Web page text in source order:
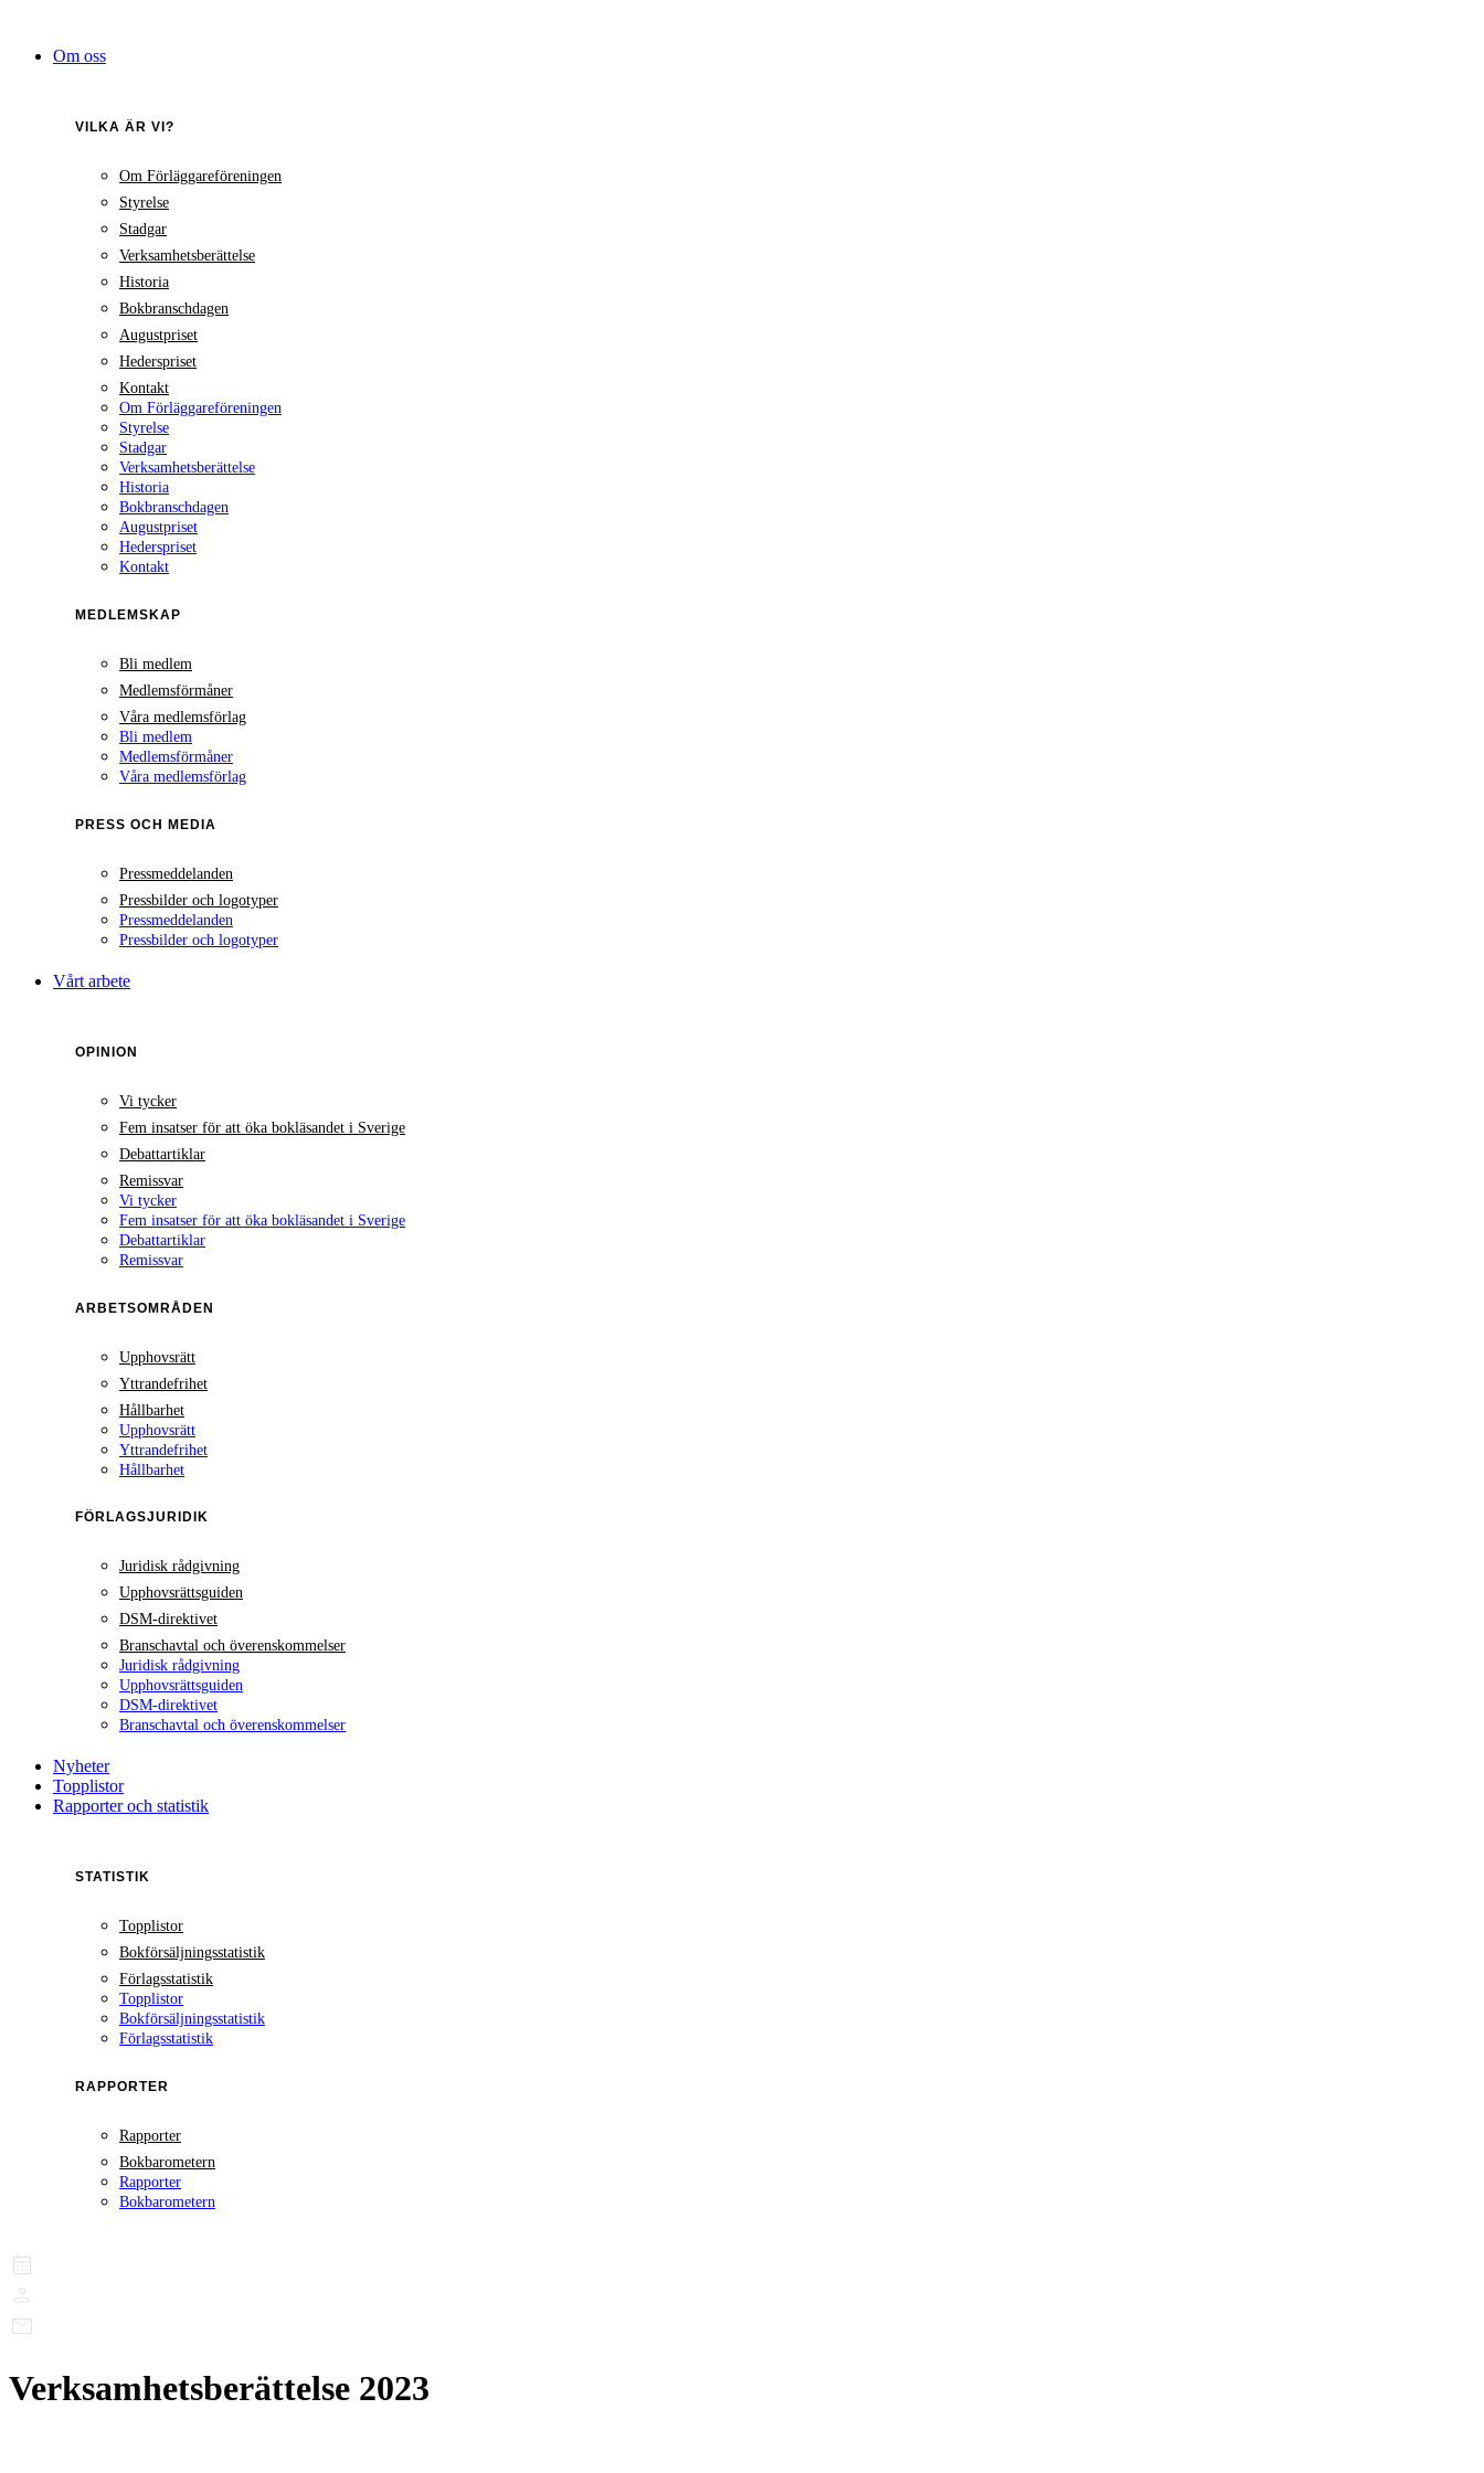
innehållOm oss
VILKA ÄR VI?
Om Förläggareföreningen
Styrelse
Stadgar
Verksamhetsberättelse
Historia
Bokbranschdagen
Augustpriset
Hederspriset
Kontakt
Om Förläggareföreningen
Styrelse
Stadgar
Verksamhetsberättelse
Historia
Bokbranschdagen
Augustpriset
Hederspriset
Kontakt
MEDLEMSKAP
Bli medlem
Medlemsförmåner
Våra medlemsförlag
Bli medlem
Medlemsförmåner
Våra medlemsförlag
PRESS OCH MEDIA
Pressmeddelanden
Pressbilder och logotyper
Pressmeddelanden
Pressbilder och logotyper
Vårt arbete
OPINION
Vi tycker
Fem insatser för att öka bokläsandet i Sverige
Debattartiklar
Remissvar
Vi tycker
Fem insatser för att öka bokläsandet i Sverige
Debattartiklar
Remissvar
ARBETSOMRÅDEN
Upphovsrätt
Yttrandefrihet
Hållbarhet
Upphovsrätt
Yttrandefrihet
Hållbarhet
FÖRLAGSJURIDIK
Juridisk rådgivning
Upphovsrättsguiden
DSM-direktivet
Branschavtal och överenskommelser
Juridisk rådgivning
Upphovsrättsguiden
DSM-direktivet
Branschavtal och överenskommelser
Nyheter
Topplistor
Rapporter och statistik
STATISTIK
Topplistor
Bokförsäljningsstatistik
Förlagsstatistik
Topplistor
Bokförsäljningsstatistik
Förlagsstatistik
RAPPORTER
Rapporter
Bokbarometern
Rapporter
Bokbarometern
Verksamhetsberättelse 2023